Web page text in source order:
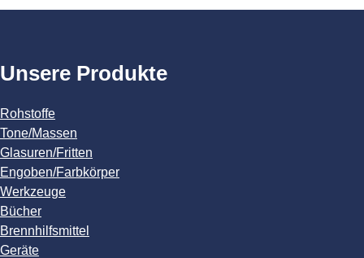
Unsere Produkte
Rohstoffe
Tone/Massen
Glasuren/Fritten
Engoben/Farbkörper
Werkzeuge
Bücher
Brennhilfsmittel
Geräte